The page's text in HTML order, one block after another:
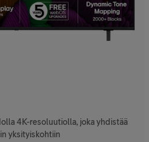
4K-resoluutiolla, joka yhdistää
yksityiskohtiin